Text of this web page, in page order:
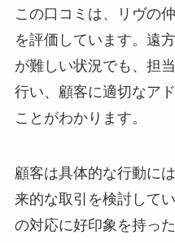
この口コミは、リヴの
を評価しています。遠
が難しい状況でも、担
行い、顧客に適切なア
ことがわかります。
顧客は具体的な行動に
来的な取引を検討して
の対応に好印象を持っ